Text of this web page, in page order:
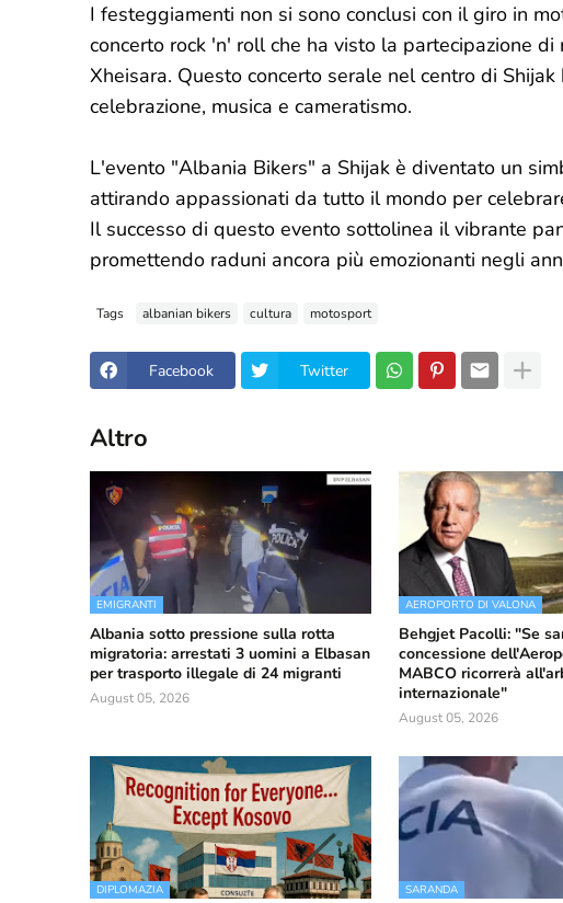
I festeggiamenti non si sono conclusi con il giro in
concerto rock 'n' roll che ha visto la partecipazione
Xheisara. Questo concerto serale nel centro di
celebrazione, musica e cameratismo.
L'evento "Albania Bikers" a Shijak è diventato un
attirando appassionati da tutto il mondo per
Il successo di questo evento sottolinea il vibrante
promettendo raduni ancora più emozionanti negli
Tags albanian bikers cultura motosport
Facebook Twitter
Altro
EMIGRANTI
Albania sotto pressione sulla rotta
migratoria: arrestati 3 uomini a Elbasan
per trasporto illegale di 24 migranti
August 05, 2026
AEROPORTO DI VALONA
Behgjet Pacolli: "Se
concessione
MABCO ricorrerà
internazionale"
August 05, 2026
DIPLOMAZIA SARANDA